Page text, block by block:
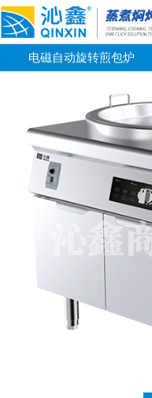
电磁自动旋转煎包炉